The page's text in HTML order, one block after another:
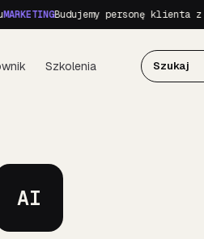
Budujemy personę klienta z
Szkolenia
AI